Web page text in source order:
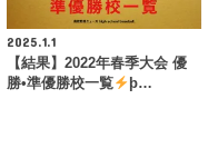
2025.1.1
【結果】2022年春季大会 優
勝•準優勝校一覧
þ…